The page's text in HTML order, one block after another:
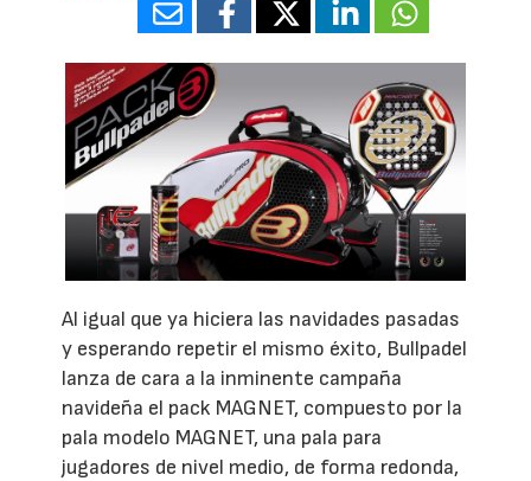
Al igual que ya hiciera las navidades pasadas
y esperando repetir el mismo éxito, Bullpadel
lanza de cara a la inminente campaña
navideña el pack MAGNET, compuesto por la
pala modelo MAGNET, una pala para
jugadores de nivel medio, de forma redonda,